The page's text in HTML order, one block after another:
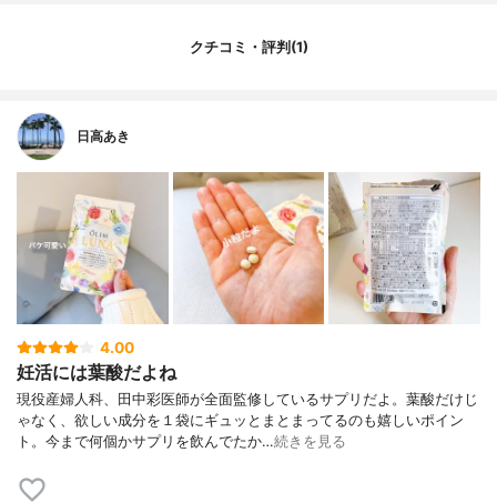
クチコミ・評判(1)
日高あき
4.00
妊活には葉酸だよね
現役産婦人科、田中彩医師が全面監修しているサプリだよ。葉酸だけじ
ゃなく、欲しい成分を１袋にギュッとまとまってるのも嬉しいポイン
ト。今まで何個かサプリを飲んでたか…続きを見る